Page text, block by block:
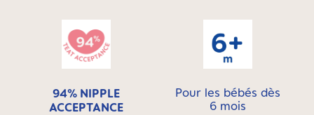
94% NIPPLE
ACCEPTANCE
Pour les bébés dès
6 mois